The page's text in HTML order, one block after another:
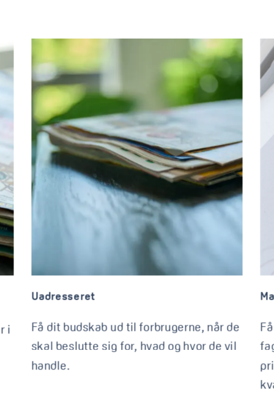
i
Uadresseret
Få dit budskab ud til forbrugerne, når de
skal beslutte sig for, hvad og hvor de vil
handle.